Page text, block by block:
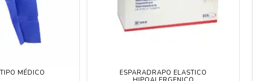
MÉDICO
ESPARADRAPO ELASTICO